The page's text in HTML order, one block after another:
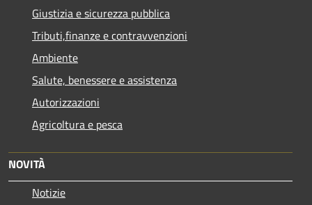
Giustizia e sicurezza pubblica
Tributi,finanze e contravvenzioni
Ambiente
Salute, benessere e assistenza
Autorizzazioni
Agricoltura e pesca
NOVITÀ
Notizie